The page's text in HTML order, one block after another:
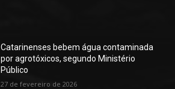
Catarinenses bebem água contaminada
por agrotóxicos, segundo Ministério
Público
27 de fevereiro de 2026